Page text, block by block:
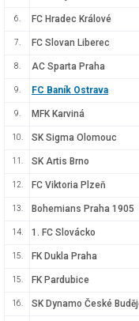
6. FC Hradec Králové
7. FC Slovan Liberec
8. AC Sparta Praha
9. FC Baník Ostrava
9. MFK Karviná
10. SK Sigma Olomouc
11. SK Artis Brno
12. FC Viktoria Plzeň
13. Bohemians Praha 1905
14. 1. FC Slovácko
15. FK Dukla Praha
15. FK Pardubice
16. SK Dynamo České